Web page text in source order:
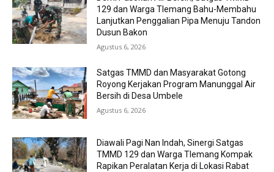
129 dan Warga Tlemang Bahu-Membahu
Lanjutkan Penggalian Pipa Menuju Tandon
Dusun Bakon
Agustus 6, 2026
Satgas TMMD dan Masyarakat Gotong
Royong Kerjakan Program Manunggal Air
Bersih di Desa Umbele
Agustus 6, 2026
Diawali Pagi Nan Indah, Sinergi Satgas
TMMD 129 dan Warga Tlemang Kompak
Rapikan Peralatan Kerja di Lokasi Rabat